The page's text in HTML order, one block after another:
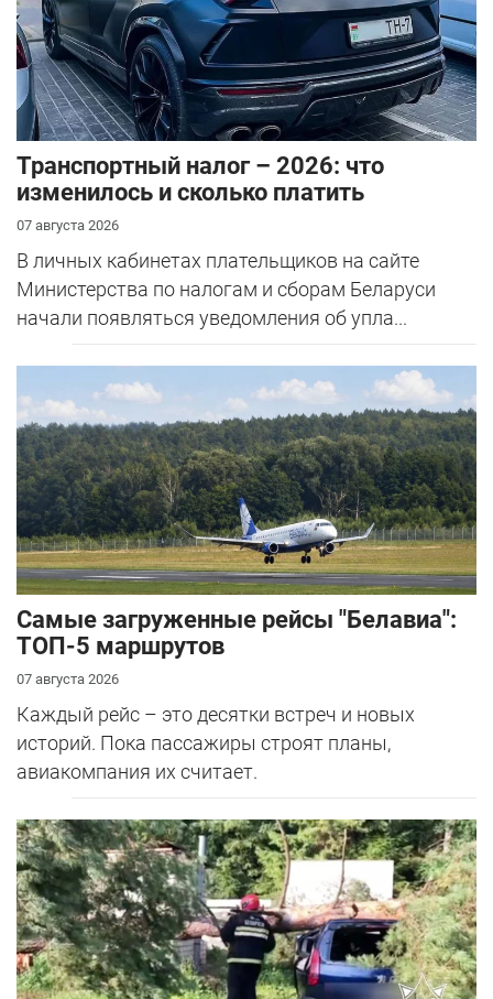
Транспортный налог – 2026: что
изменилось и сколько платить
07 августа 2026
В личных кабинетах плательщиков на сайте
Министерства по налогам и сборам Беларуси
начали появляться уведомления об упла...
Самые загруженные рейсы "Белавиа":
ТОП-5 маршрутов
07 августа 2026
Каждый рейс – это десятки встреч и новых
историй. Пока пассажиры строят планы,
авиакомпания их считает.